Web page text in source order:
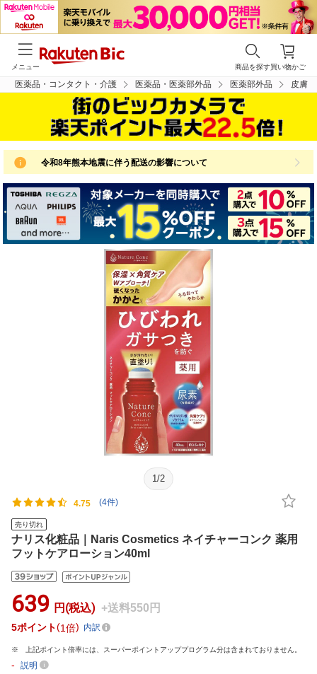
買い物かご
商品を探す
メニュー
医薬品・コンタクト・介護 医薬品・医薬部外品 医薬部外品 皮膚
令和8年熊本地震に伴う配送の影響について
1 /2
4.75 (4件)
売り切れ
ナリス化粧品｜Naris Cosmetics ネイチャーコンク 薬用
フットケアローション40ml
639 円(税込) +送料550円
5ポイント 1倍 内訳
上記ポイント倍率には、スーパーポイントアッププログラム分は含まれておりません。
- 説明